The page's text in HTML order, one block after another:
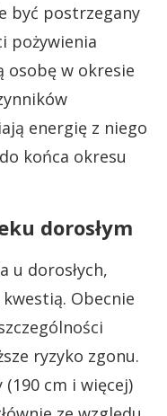
być postrzegany
pożywienia
osobę w okresie
energię z niego
końca okresu
dorosłym
u dorosłych,
Obecnie
ryzyko zgonu.
(190 cm i więcej)